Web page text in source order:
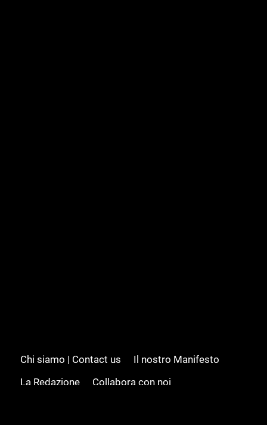
Chi siamo | Contact us
Il nostro Manifesto
La Redazione
Collabora con noi